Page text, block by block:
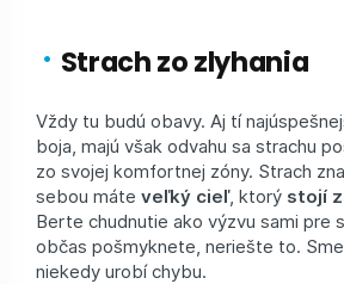
Strach zo zlyhania
Vždy tu budú obavy. Aj tí
boja, majú však odvahu sa strachu
zo svojej komfortnej zóny. Strach
sebou máte veľký cieľ, ktorý stojí
Berte chudnutie ako výzvu sami pre
občas pošmyknete, neriešte to.
niekedy urobí chybu.